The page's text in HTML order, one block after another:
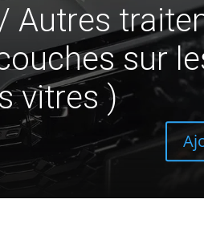
Autres
sur
vitres )